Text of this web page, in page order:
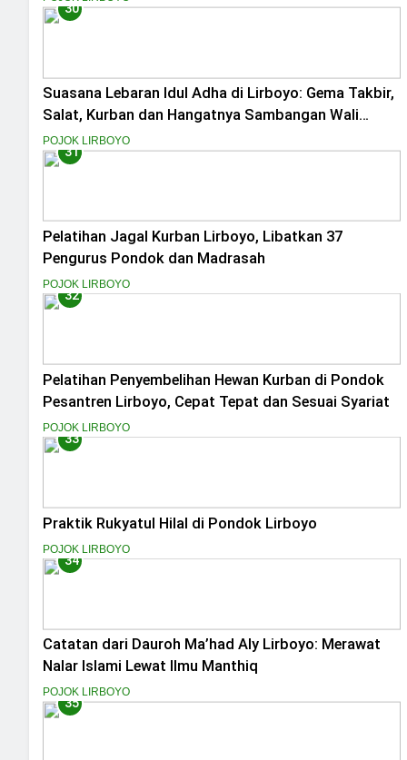
30
Suasana Lebaran Idul Adha di Lirboyo: Gema Takbir,
Salat, Kurban dan Hangatnya Sambangan Wali
Santri
POJOK LIRBOYO
31
Pelatihan Jagal Kurban Lirboyo, Libatkan 37
Pengurus Pondok dan Madrasah
POJOK LIRBOYO
32
Pelatihan Penyembelihan Hewan Kurban di Pondok
Pesantren Lirboyo, Cepat Tepat dan Sesuai Syariat
POJOK LIRBOYO
33
Praktik Rukyatul Hilal di Pondok Lirboyo
POJOK LIRBOYO
34
Catatan dari Dauroh Ma’had Aly Lirboyo: Merawat
Nalar Islami Lewat Ilmu Manthiq
POJOK LIRBOYO
35